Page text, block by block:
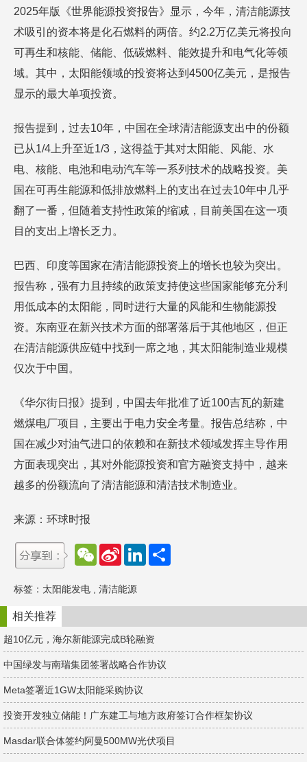
2025年版《世界能源投资报告》显示，今年，清洁能源技
术吸引的资本将是化石燃料的两倍。约2.2万亿美元将投向
可再生和核能、储能、低碳燃料、能效提升和电气化等领
域。其中，太阳能领域的投资将达到4500亿美元，是报告
显示的最大单项投资。
报告提到，过去10年，中国在全球清洁能源支出中的份额
已从1/4上升至近1/3，这得益于其对太阳能、风能、水
电、核能、电池和电动汽车等一系列技术的战略投资。美
国在可再生能源和低排放燃料上的支出在过去10年中几乎
翻了一番，但随着支持性政策的缩减，目前美国在这一项
目的支出上增长乏力。
巴西、印度等国家在清洁能源投资上的增长也较为突出。
报告称，强有力且持续的政策支持使这些国家能够充分利
用低成本的太阳能，同时进行大量的风能和生物能源投
资。东南亚在新兴技术方面的部署落后于其他地区，但正
在清洁能源供应链中找到一席之地，其太阳能制造业规模
仅次于中国。
《华尔街日报》提到，中国去年批准了近100吉瓦的新建
燃煤电厂项目，主要出于电力安全考量。报告总结称，中
国在减少对油气进口的依赖和在新技术领域发挥主导作用
方面表现突出，其对外能源投资和官方融资支持中，越来
越多的份额流向了清洁能源和清洁技术制造业。
来源：环球时报
W
e
a
t
S
a
W
e
b
o
L
d
n
标签： 太阳能发电 清洁能源
相关推荐
超10亿元，海尔新能源完成B轮融资
中国绿发与南瑞集团签署战略合作协议
Meta签署近1GW太阳能采购协议
投资开发独立储能！广东建工与地方政府签订合作框架协议
Masdar联合体签约阿曼500MW光伏项目